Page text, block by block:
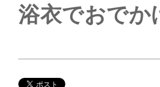
浴衣でおで